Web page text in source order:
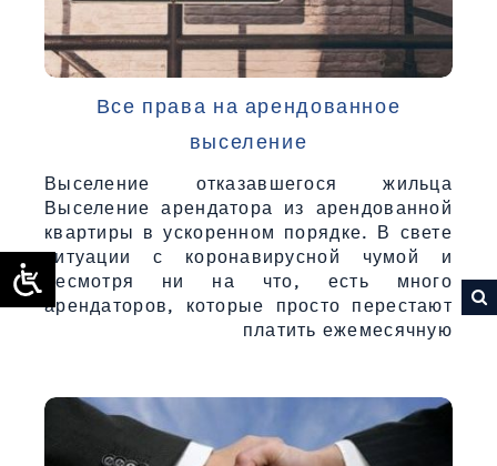
Все права на арендованное
выселение
Выселение отказавшегося жильца
Выселение арендатора из арендованной
квартиры в ускоренном порядке. В свете
ситуации с коронавирусной чумой и
несмотря ни на что, есть много
арендаторов, которые просто перестают
платить ежемесячную